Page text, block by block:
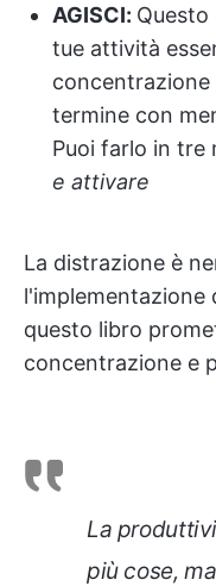
AGISCI: Questo
tue attività
termine con
Puoi farlo in tre
e attivare
La distrazione è
l'implementazione
questo libro
concentrazione e
La
più cose,